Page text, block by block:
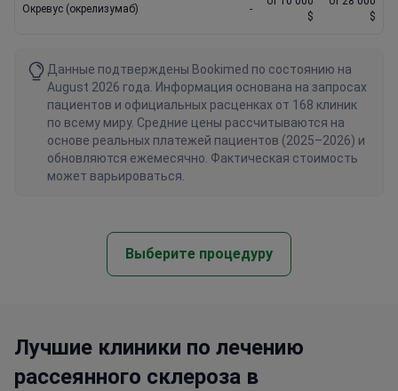
Окревус (окрелизумаб) -
$
$
Данные подтверждены Bookimed по состоянию на
August 2026 года. Информация основана на запросах
пациентов и официальных расценках от 168 клиник
по всему миру. Средние цены рассчитываются на
основе реальных платежей пациентов (2025–2026) и
обновляются ежемесячно. Фактическая стоимость
может варьироваться.
Выберите процедуру
Лучшие клиники по лечению
рассеянного склероза в